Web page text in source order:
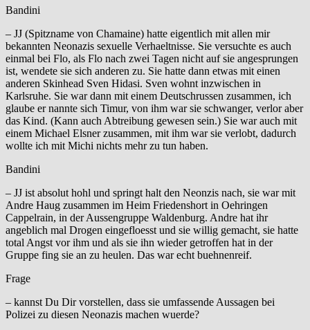
Bandini
– JJ (Spitzname von Chamaine) hatte eigentlich mit allen mir
bekannten Neonazis sexuelle Verhaeltnisse. Sie versuchte es auch
einmal bei Flo, als Flo nach zwei Tagen nicht auf sie angesprungen
ist, wendete sie sich anderen zu. Sie hatte dann etwas mit einen
anderen Skinhead Sven Hidasi. Sven wohnt inzwischen in
Karlsruhe. Sie war dann mit einem Deutschrussen zusammen, ich
glaube er nannte sich Timur, von ihm war sie schwanger, verlor aber
das Kind. (Kann auch Abtreibung gewesen sein.) Sie war auch mit
einem Michael Elsner zusammen, mit ihm war sie verlobt, dadurch
wollte ich mit Michi nichts mehr zu tun haben.
Bandini
– JJ ist absolut hohl und springt halt den Neonzis nach, sie war mit
Andre Haug zusammen im Heim Friedenshort in Oehringen
Cappelrain, in der Aussengruppe Waldenburg. Andre hat ihr
angeblich mal Drogen eingefloesst und sie willig gemacht, sie hatte
total Angst vor ihm und als sie ihn wieder getroffen hat in der
Gruppe fing sie an zu heulen. Das war echt buehnenreif.
Frage
– kannst Du Dir vorstellen, dass sie umfassende Aussagen bei
Polizei zu diesen Neonazis machen wuerde?